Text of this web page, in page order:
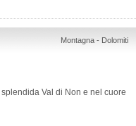
Montagna - Dolomiti
Val di Non e nel cuore